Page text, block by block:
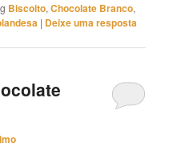
Biscoito,Chocolate Branco,
| Deixe uma resposta